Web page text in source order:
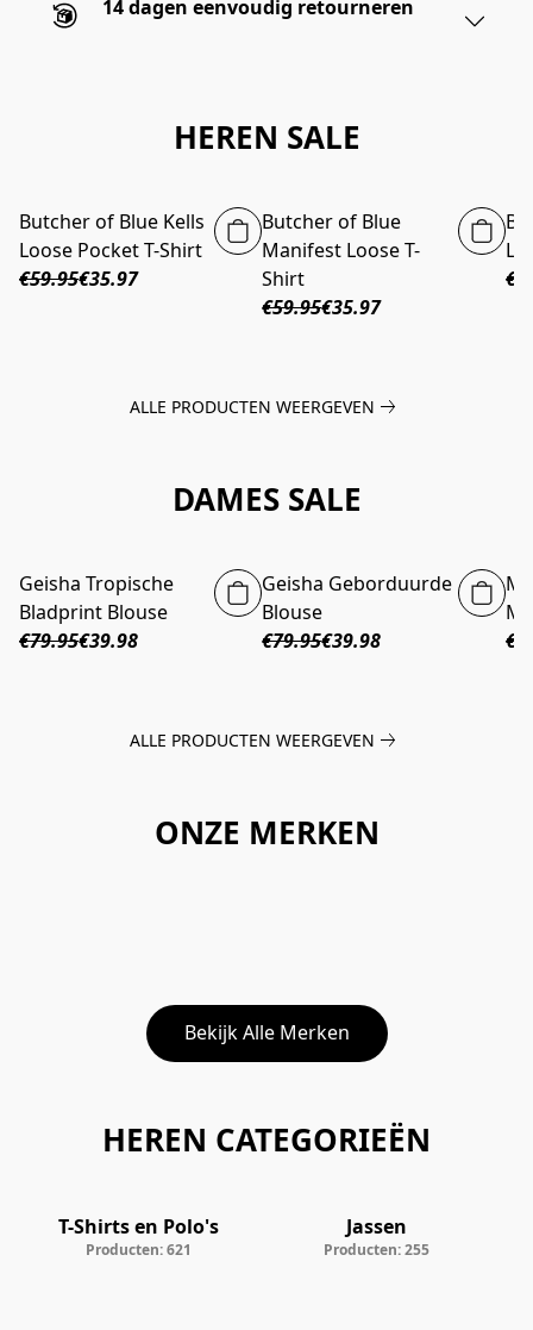
14 dagen eenvoudig retourneren
HEREN SALE
-40%
Butcher of Blue Kells
Loose Pocket T-Shirt
€59.95€35.97
-40%
Butcher of Blue
Manifest Loose T-
Shirt
€59.95€35.97
Lt
ALLE PRODUCTEN WEERGEVEN
DAMES SALE
-50%
Geisha Tropische
Bladprint Blouse
€79.95€39.98
-50%
Geisha Geborduurde
Blouse
€79.95€39.98
ALLE PRODUCTEN WEERGEVEN
ONZE MERKEN
Bekijk Alle Merken
HEREN CATEGORIEËN
T-Shirts en Polo's
Producten: 621
Jassen
Producten: 255